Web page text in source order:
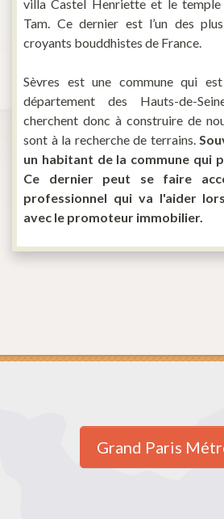
villa Castel Henriette et le
Tam. Ce dernier est l’un des
croyants bouddhistes de France.
Sèvres est une commune qui
département des Hauts-de-
cherchent donc à construire de
sont à la recherche de terrains.
un habitant de la commune qui
Ce dernier peut se faire
professionnel qui va l'aider
avec le promoteur immobilier.
Grand Paris